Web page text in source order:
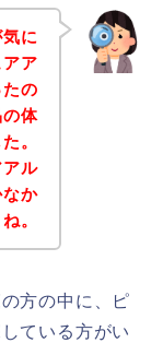
に
ア
の
体
。
ル
か
。
方の中に、ピ
ている方がい